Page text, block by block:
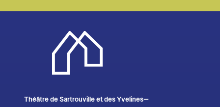
Théâtre de Sartrouville et des Yvelines–